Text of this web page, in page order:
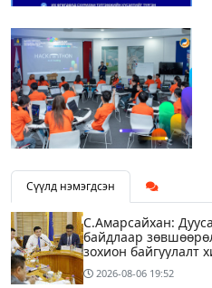
Сүүлд нэмэгдсэн
С.Амарсайхан:
байдлаар
зохион байгуулалт
2026-08-06 19:52